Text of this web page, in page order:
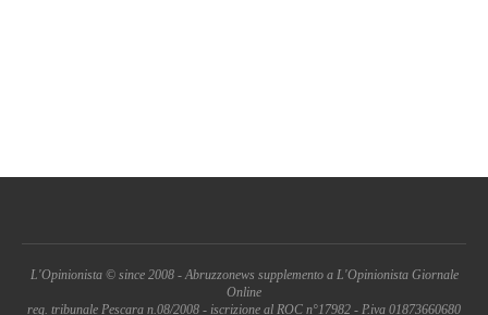
L'Opinionista © since 2008 - Abruzzonews supplemento a L'Opinionista Giornale
Online
reg. tribunale Pescara n.08/2008 - iscrizione al ROC n°17982 - P.iva 01873660680